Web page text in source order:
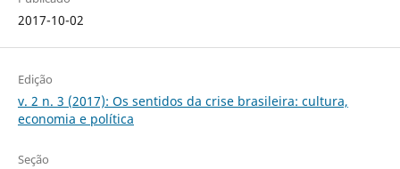
2017-10-02
Edição
v. 2 n. 3 (2017): Os sentidos da crise brasileira: cultura,
economia e política
Seção